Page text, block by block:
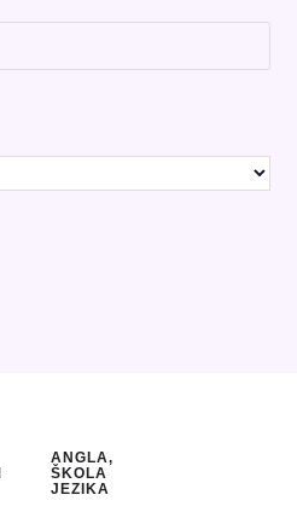
ANGLA,
ŠKOLA
JEZIKA